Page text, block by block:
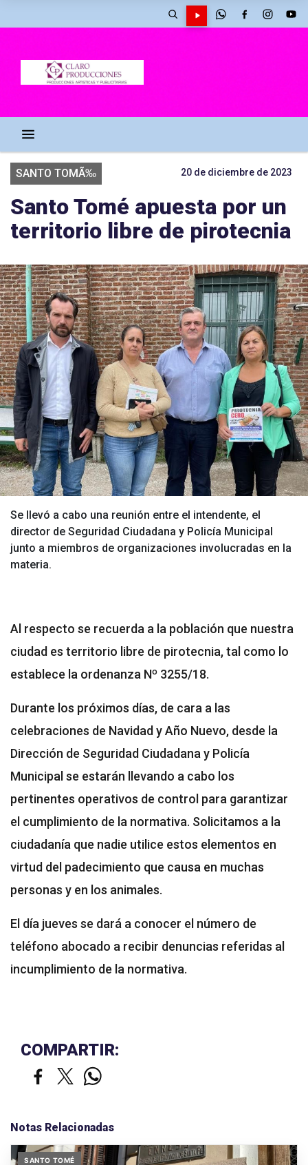
SANTO TOMÃ‰ 20 de diciembre de 2023
Santo Tomé apuesta por un
territorio libre de pirotecnia
Se llevó a cabo una reunión entre el intendente, el
director de Seguridad Ciudadana y Policía Municipal
junto a miembros de organizaciones involucradas en la
materia.
Al respecto se recuerda a la población que nuestra
ciudad es territorio libre de pirotecnia, tal como lo
establece la ordenanza Nº 3255/18.
Durante los próximos días, de cara a las
celebraciones de Navidad y Año Nuevo, desde la
Dirección de Seguridad Ciudadana y Policía
Municipal se estarán llevando a cabo los
pertinentes operativos de control para garantizar
el cumplimiento de la normativa. Solicitamos a la
ciudadanía que nadie utilice estos elementos en
virtud del padecimiento que causa en muchas
personas y en los animales.
El día jueves se dará a conocer el número de
teléfono abocado a recibir denuncias referidas al
incumplimiento de la normativa.
COMPARTIR:
Notas Relacionadas
SANTO TOMÉ